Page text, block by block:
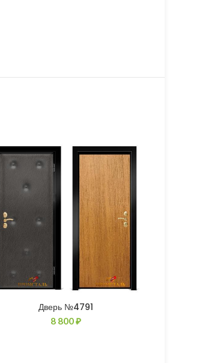
Дверь №4791
8 800₽